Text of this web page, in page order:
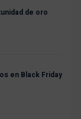
de oro
en Black Friday